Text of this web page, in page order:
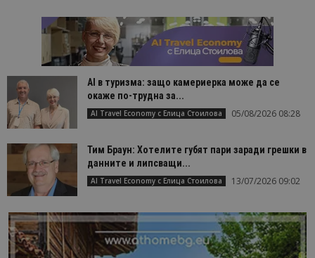
AI в туризма: защо камериерка може да се
окаже по-трудна за...
AI Travel Economy с Елица Стоилова 05/08/2026 08:28
Тим Браун: Хотелите губят пари заради грешки в
данните и липсващи...
AI Travel Economy с Елица Стоилова 13/07/2026 09:02